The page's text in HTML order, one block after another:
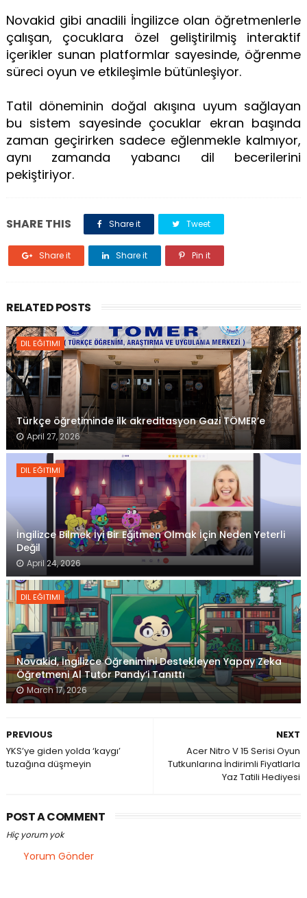
Novakid gibi anadili İngilizce olan öğretmenlerle
çalışan, çocuklara özel geliştirilmiş interaktif
içerikler sunan platformlar sayesinde, öğrenme
süreci oyun ve etkileşimle bütünleşiyor.
Tatil döneminin doğal akışına uyum sağlayan
bu sistem sayesinde çocuklar ekran başında
zaman geçirirken sadece eğlenmekle kalmıyor,
aynı zamanda yabancı dil becerilerini
pekiştiriyor.
SHARE THIS Share it Tweet
Share it Share it Pin it
RELATED POSTS
DIL EĞITIMI
Türkçe öğretiminde ilk akreditasyon Gazi TÖMER’e
April 27, 2026
DIL EĞITIMI
İngilizce Bilmek İyi Bir Eğitmen Olmak İçin Neden Yeterli
Değil
April 24, 2026
DIL EĞITIMI
Novakid, İngilizce Öğrenimini Destekleyen Yapay Zeka
Öğretmeni Al Tutor Pandy’i Tanıttı
March 17, 2026
NEXT
Acer Nitro V 15 Serisi Oyun
Tutkunlarına İndirimli Fiyatlarla
Yaz Tatili Hediyesi
PREVIOUS
YKS’ye giden yolda ‘kaygı’
tuzağına düşmeyin
POST A COMMENT
Hiç yorum yok
Yorum Gönder